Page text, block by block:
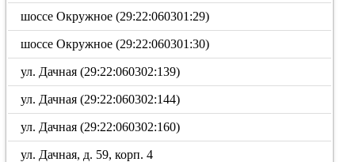
шоссе Окружное (29:22:060301:29)
шоссе Окружное (29:22:060301:30)
ул. Дачная (29:22:060302:139)
ул. Дачная (29:22:060302:144)
ул. Дачная (29:22:060302:160)
ул. Дачная, д. 59, корп. 4